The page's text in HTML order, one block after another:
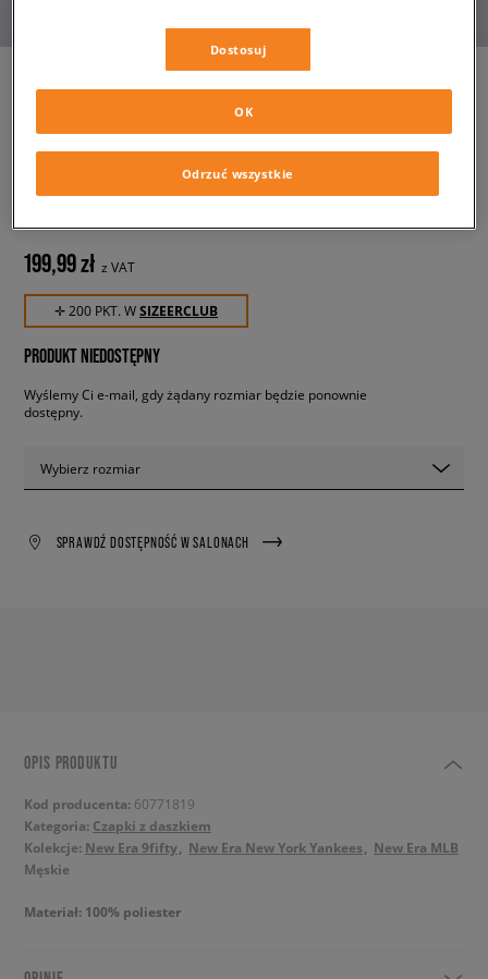
NEW ERA CZAPKA SUEDE
VISOR 950 NYY NEW YORK
męskie, czapki z daszkiem
199,99 zł z VAT
✛ 200 PKT. WSIZEERCLUB
PRODUKT NIEDOSTĘPNY
Wyślemy Ci e-mail, gdy żądany rozmiar będzie ponownie
dostępny.
Wybierz rozmiar
SPRAWDŹ DOSTĘPNOŚĆ W SALONACH
OPIS PRODUKTU
Kod producenta: 60771819
Kategoria: Czapki z daszkiem
Kolekcje: New Era 9fifty New Era New York Yankees
New Era MLB
Męskie
Materiał: 100% poliester
Dostosuj
Odrzuć wszystkie
OK